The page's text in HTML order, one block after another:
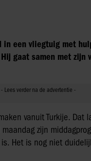
in een vliegtuig met
gaat samen met zijn
vanuit Turkije. Dat
zijn
Het is nog niet